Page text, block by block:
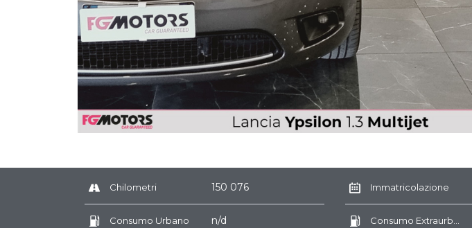
Chilometri 150 076 Immatricolazione
Consumo Urbano n/d Consumo Extraurbano